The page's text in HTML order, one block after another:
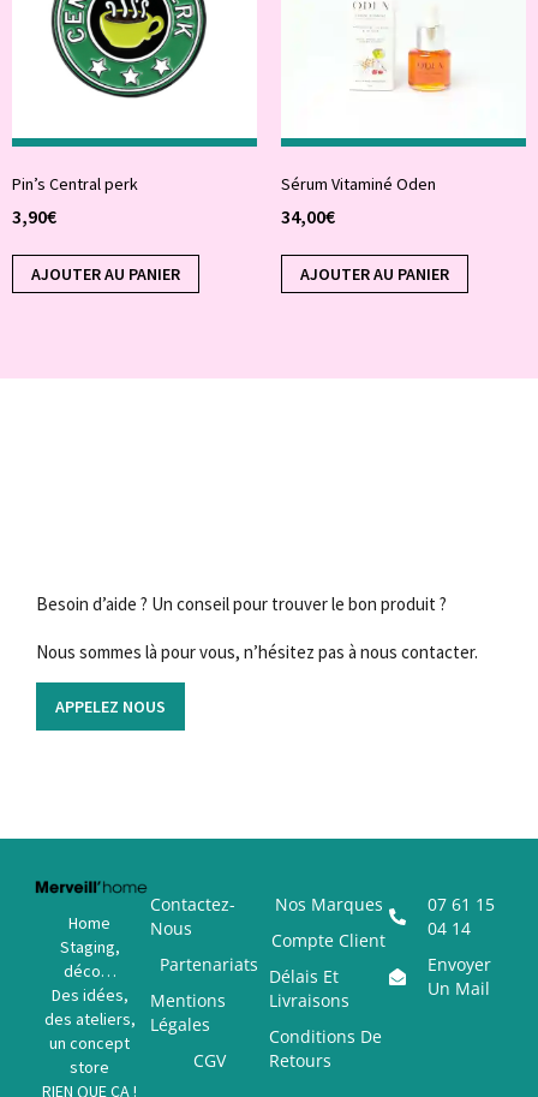
Pin’s Central perk
3,90€
AJOUTER AU PANIER
Sérum Vitaminé Oden
34,00€
AJOUTER AU PANIER
Besoin d’aide ? Un conseil pour trouver le bon produit ?
Nous sommes là pour vous, n’hésitez pas à nous contacter.
APPELEZ NOUS
Home
Staging,
déco…
Des idées,
des ateliers,
un concept
store
RIEN QUE ÇA !
Contactez-
Nous
Partenariats
Mentions
Légales
CGV
Nos Marques
Compte Client
Délais Et
Livraisons
Conditions De
Retours
07 61 15
04 14
Envoyer
Un Mail